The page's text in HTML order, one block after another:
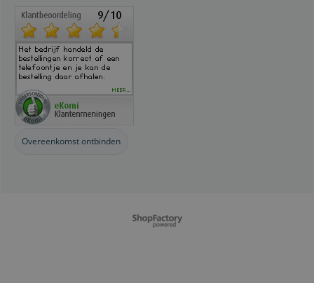
Overeenkomst ontbinden
Webwinkel gemaakt met
ShopFactory webwinkel